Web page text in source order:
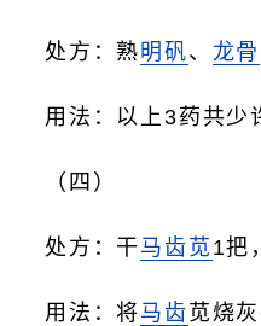
处方：熟明矾、 龙骨
用法：以上3药共少
（四）
处方：干 马齿苋 1把
用法：将 马齿苋烧